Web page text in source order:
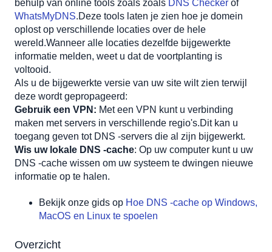
behulp van online tools zoals zoals DNS Checker
of
WhatsMyDNS.Deze tools laten je zien hoe je domein
oplost op verschillende locaties over de hele
wereld.Wanneer alle locaties dezelfde bijgewerkte
informatie melden, weet u dat de voortplanting is
voltooid.
Als u de bijgewerkte versie van uw site wilt zien terwijl
deze wordt gepropageerd:
Gebruik een VPN: Met een VPN kunt u verbinding
maken met servers in verschillende regio's.Dit kan u
toegang geven tot DNS -servers die al zijn bijgewerkt.
Wis uw lokale DNS -cache: Op uw computer kunt u uw
DNS -cache wissen om uw systeem te dwingen nieuwe
informatie op te halen.
Bekijk onze gids op Hoe DNS -cache op Windows,
MacOS en Linux te spoelen
Overzicht